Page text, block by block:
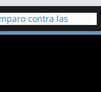
contra las
Milpillas